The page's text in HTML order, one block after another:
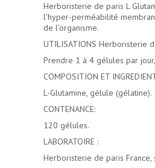
Herboristerie de paris L
l'hyper-perméabilité
de l'organisme.
UTILISATIONS Herboristerie
Prendre 1 à 4 gélules par
COMPOSITION ET
L-Glutamine, gélule (gélatine).
CONTENANCE:
120 gélules.
LABORATOIRE :
Herboristerie de paris